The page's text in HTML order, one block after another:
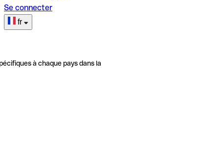
Se connecter
fr
à chaque pays dans la